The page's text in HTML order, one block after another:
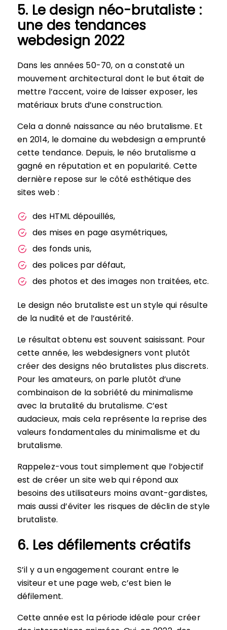
5. Le design néo-brutaliste :
une des tendances
webdesign 2022
Dans les années 50-70, on a constaté un
mouvement architectural dont le but était de
mettre l’accent, voire de laisser exposer, les
matériaux bruts d’une construction.
Cela a donné naissance au néo brutalisme. Et
en 2014, le domaine du webdesign a emprunté
cette tendance. Depuis, le néo brutalisme a
gagné en réputation et en popularité. Cette
dernière repose sur le côté esthétique des
sites web :
des HTML dépouillés,
des mises en page asymétriques,
des fonds unis,
des polices par défaut,
des photos et des images non traitées, etc.
Le design néo brutaliste est un style qui résulte
de la nudité et de l’austérité.
Le résultat obtenu est souvent saisissant. Pour
cette année, les webdesigners vont plutôt
créer des designs néo brutalistes plus discrets.
Pour les amateurs, on parle plutôt d’une
combinaison de la sobriété du minimalisme
avec la brutalité du brutalisme. C’est
audacieux, mais cela représente la reprise des
valeurs fondamentales du minimalisme et du
brutalisme.
Rappelez-vous tout simplement que l’objectif
est de créer un site web qui répond aux
besoins des utilisateurs moins avant-gardistes,
mais aussi d’éviter les risques de déclin de style
brutaliste.
6. Les défilements créatifs
S’il y a un engagement courant entre le
visiteur et une page web, c’est bien le
défilement.
Cette année est la période idéale pour créer